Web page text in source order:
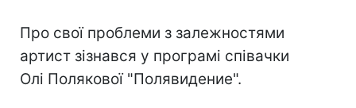
Про свої проблеми з залежностями
артист зізнався у програмі співачки
Олі Полякової "Полявидение".